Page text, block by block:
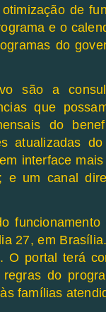
de
e o
do
são a
que
do
atualizadas
interface
e um canal
27, em
O portal terá
do
famílias